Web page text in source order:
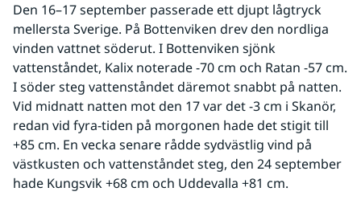
Den 16–17 september passerade ett djupt lågtryck
mellersta Sverige. På Bottenviken drev den nordliga
vinden vattnet söderut. I Bottenviken sjönk
vattenståndet, Kalix noterade -70 cm och Ratan -57 cm.
I söder steg vattenståndet däremot snabbt på natten.
Vid midnatt natten mot den 17 var det -3 cm i Skanör,
redan vid fyra-tiden på morgonen hade det stigit till
+85 cm. En vecka senare rådde sydvästlig vind på
västkusten och vattenståndet steg, den 24 september
hade Kungsvik +68 cm och Uddevalla +81 cm.